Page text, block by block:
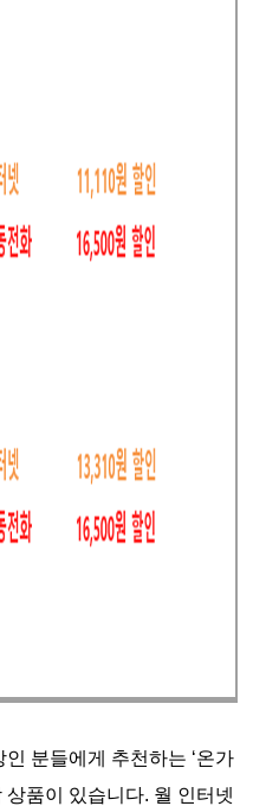
분들에게 추천하는 ‘온가
상품이 있습니다. 월 인터넷